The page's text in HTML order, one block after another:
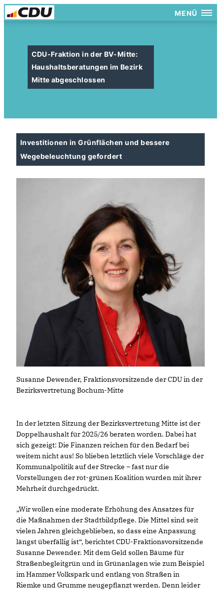
MENÜ
CDU-Fraktion in der BV-Mitte:
Haushaltsberatungen im Bezirk
Mitte abgeschlossen
Investitionen in Grünflächen und bessere
Wegebeleuchtung gefordert
Susanne Dewender, Fraktionsvorsitzende der CDU in der
Bezirksvertretung Bochum-Mitte
In der letzten Sitzung der Bezirksvertretung Mitte ist der
Doppelhaushalt für 2025/26 beraten worden. Dabei hat
sich gezeigt: Die Finanzen reichen für den Bedarf bei
weitem nicht aus! So blieben letztlich viele Vorschläge der
Kommunalpolitik auf der Strecke – fast nur die
Vorstellungen der rot-grünen Koalition wurden mit ihrer
Mehrheit durchgedrückt.
Wir wollen eine moderate Erhöhung des Ansatzes für
die Maßnahmen der Stadtbildpflege. Die Mittel sind seit
vielen Jahren gleichgeblieben, so dass eine Anpassung
längst überfällig ist“, berichtet CDU-Fraktionsvorsitzende
Susanne Dewender. Mit dem Geld sollen Bäume für
Straßenbegleitgrün und in Grünanlagen wie zum Beispiel
im Hammer Volkspark und entlang von Straßen in
Riemke und Grumme neugepflanzt werden. Denn leider